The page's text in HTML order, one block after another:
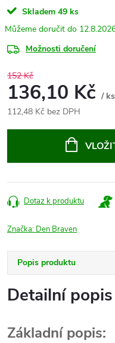
Skladem 49 ks
Možnosti doručení
152 Kč
136,10 Kč / ks
112,48 Kč bez DPH
Dotaz k produktu
Značka: Den Braven
Popis produktu
Detailní
Základní popis: